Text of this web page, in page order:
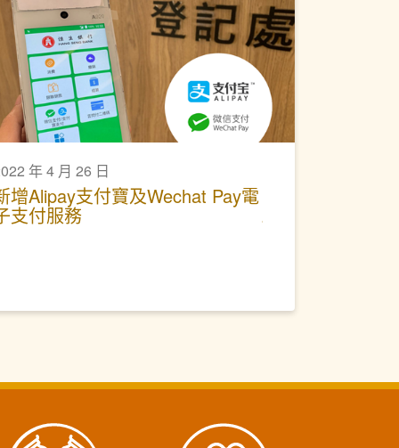
年 4 月 26 日
增Alipay支付寶及Wechat Pay電
支付服務